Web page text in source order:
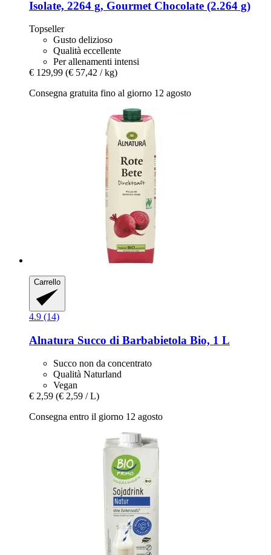
Isolate, 2264 g, Gourmet Chocolate (2.264 g)
Topseller
Gusto delizioso
Qualità eccellente
Per allenamenti intensi
€ 129,99 (€ 57,42 / kg)
Consegna gratuita fino al giorno 12 agosto
Carrello
4.9 (14)
Alnatura Succo di Barbabietola Bio, 1 L
Succo non da concentrato
Qualità Naturland
Vegan
€ 2,59 (€ 2,59 / L)
Consegna entro il giorno 12 agosto